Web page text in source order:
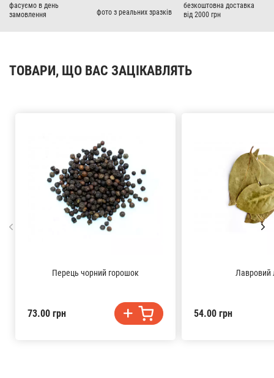
фасуємо в день
замовлення
фото з реальних зразків
безкоштовна доставка
від 2000 грн
ТОВАРИ, ЩО ВАС ЗАЦІКАВЛЯТЬ
Перець чорний горошок
73.00 грн
Лавровий
54.00 грн